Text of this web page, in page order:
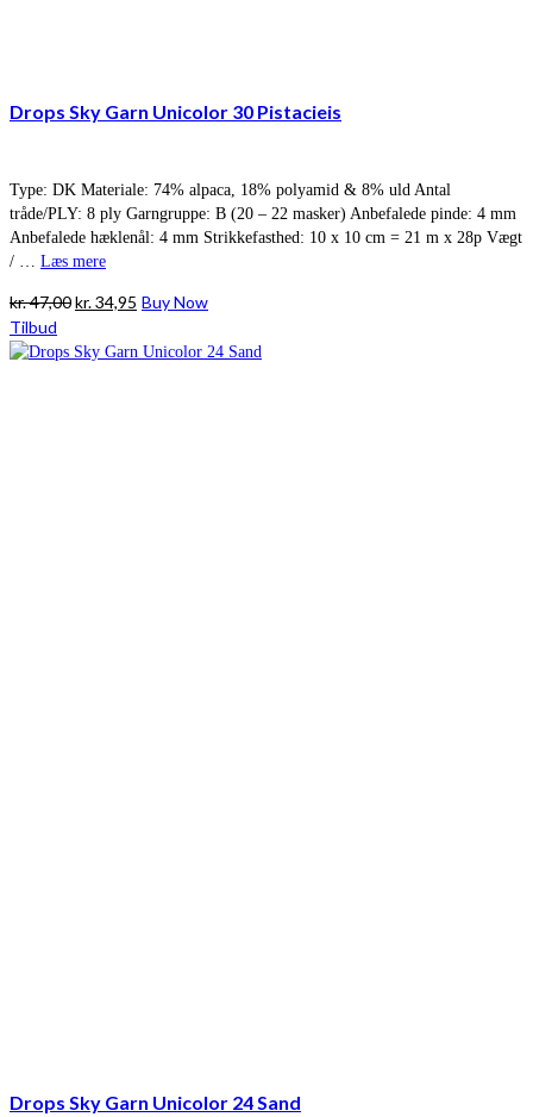
Drops Sky Garn Unicolor 30 Pistacieis
Type: DK Materiale: 74% alpaca, 18% polyamid & 8% uld Antal
tråde/PLY: 8 ply Garngruppe: B (20 – 22 masker) Anbefalede pinde: 4 mm
Anbefalede hæklenål: 4 mm Strikkefasthed: 10 x 10 cm = 21 m x 28p Vægt
/ … Læs mere
kr.47,00Den
pris
kr.34,95 Den
pris
Buy Now
Tilbud
Drops Sky Garn Unicolor 24 Sand